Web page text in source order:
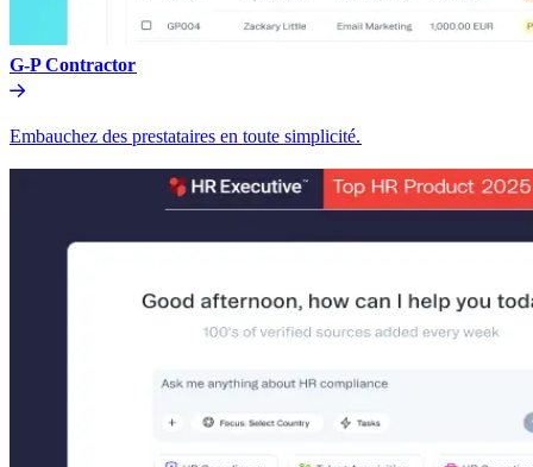
G-P Contractor​​
Embauchez des prestataires en toute simplicité.​​